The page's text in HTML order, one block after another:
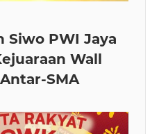
Siwo PWI Jaya
Wall
SMA